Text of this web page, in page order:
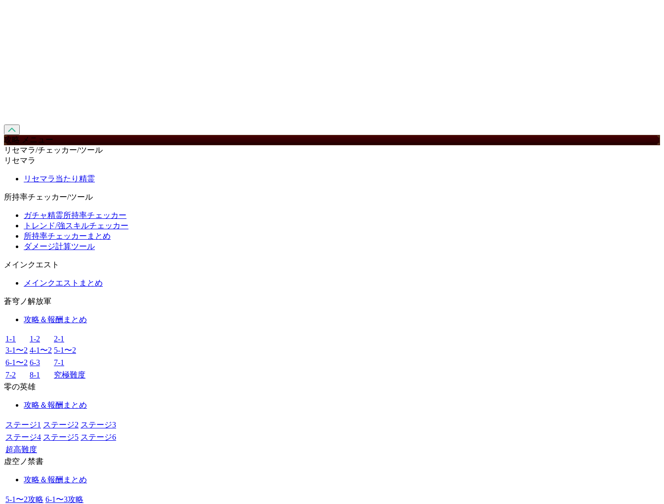
攻略 メニュー
リセマラ/チェッカー/ツール
リセマラ
リセマラ当たり精霊
所持率チェッカー/ツール
ガチャ精霊所持率チェッカー
トレンド/強スキルチェッカー
所持率チェッカーまとめ
ダメージ計算ツール
メインクエスト
メインクエストまとめ
蒼穹ノ解放軍
攻略＆報酬まとめ
1-1 1-2
2-1
3-1〜2 4-1〜2 5-1〜2
6-1〜2 6-3
7-1
7-2
8-1
究極難度
零の英雄
攻略＆報酬まとめ
ステージ1 ステージ2 ステージ3
ステージ4 ステージ5 ステージ6
超高難度
虚空ノ禁書
攻略＆報酬まとめ
5-1〜2攻略 6-1〜3攻略